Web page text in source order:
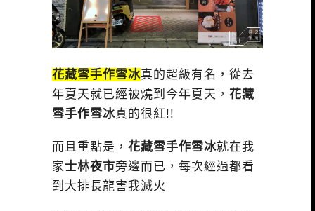
花藏雪手作雪冰真的超級有名，從去
年夏天就已經被燒到今年夏天， 花藏
雪手作雪冰真的很紅!!
而且重點是， 花藏雪手作雪冰就在我
家士林夜市旁邊而已，每次經過都看
到大排長龍害我滅火